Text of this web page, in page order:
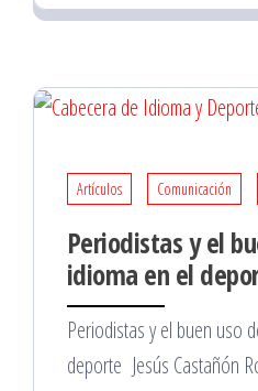
Artículos Comunicación
Periodistas y el
idioma en el
Periodistas y el buen uso
deporte Jesús Castañón